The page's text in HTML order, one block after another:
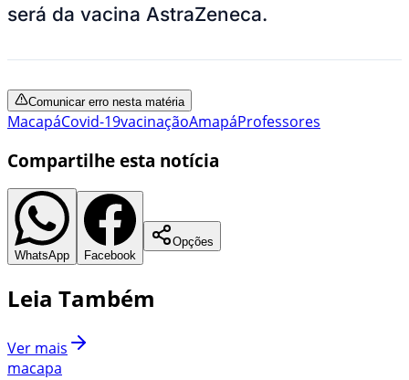
será da vacina AstraZeneca.
Comunicar erro nesta matéria
MacapáCovid-19vacinaçãoAmapáProfessores
Compartilhe esta notícia
WhatsApp Facebook
Opções
Leia Também
Ver mais
macapa